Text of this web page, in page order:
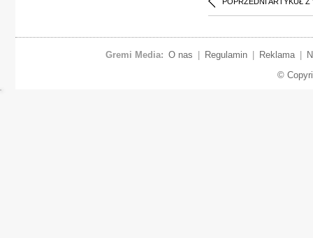
Gremi Media: O nas Regulamin Reklama
©